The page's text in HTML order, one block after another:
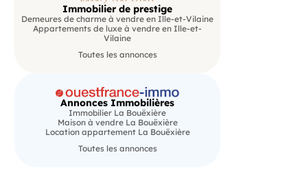
Immobilier de prestige
Demeures de charme à vendre en Ille-et-Vilaine
Appartements de luxe à vendre en Ille-et-
Vilaine
Toutes les annonces
Annonces Immobilières
Immobilier La Bouëxière
Maison à vendre La Bouëxière
Location appartement La Bouëxière
Toutes les annonces